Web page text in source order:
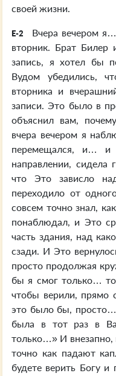
своей жизни.
E-2
Вчера вечером
вторник. Брат
запись, я хотел бы
Вудом убедились,
вторника и
записи. Это было в
объяснил вам,
вчера вечером я
перемещался, и… и
направлении,
что Это зависло
переходило от
совсем точно знал,
понаблюдал, и Это
часть здания, над
сзади. И Это
просто продолжая
бы я смог только…
чтобы верили, прямо
это было бы,
была в тот раз в
только…» И
точно как падают
будете верить Богу и